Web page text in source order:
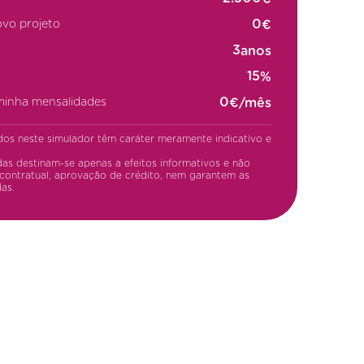
projeto
€
anos
%
mensalidades €/mês
neste simulador têm caráter meramente indicativo e
destinam-se apenas a efeitos informativos e não
aprovação de crédito, nem garantem as